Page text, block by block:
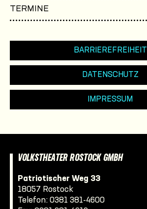
TERMINE
BARRIEREFREIHEIT
DATENSCHUTZ
IMPRESSUM
VOLKSTHEATER ROSTOCK GMBH
Patriotischer Weg 33
18057 Rostock
Telefon: 0381 381-4600